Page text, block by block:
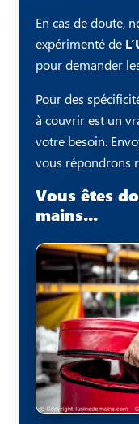
En cas de doute,
expérimenté de
pour demander
Pour des
à couvrir est un
votre besoin.
vous répondrons
Vous êtes
mains...